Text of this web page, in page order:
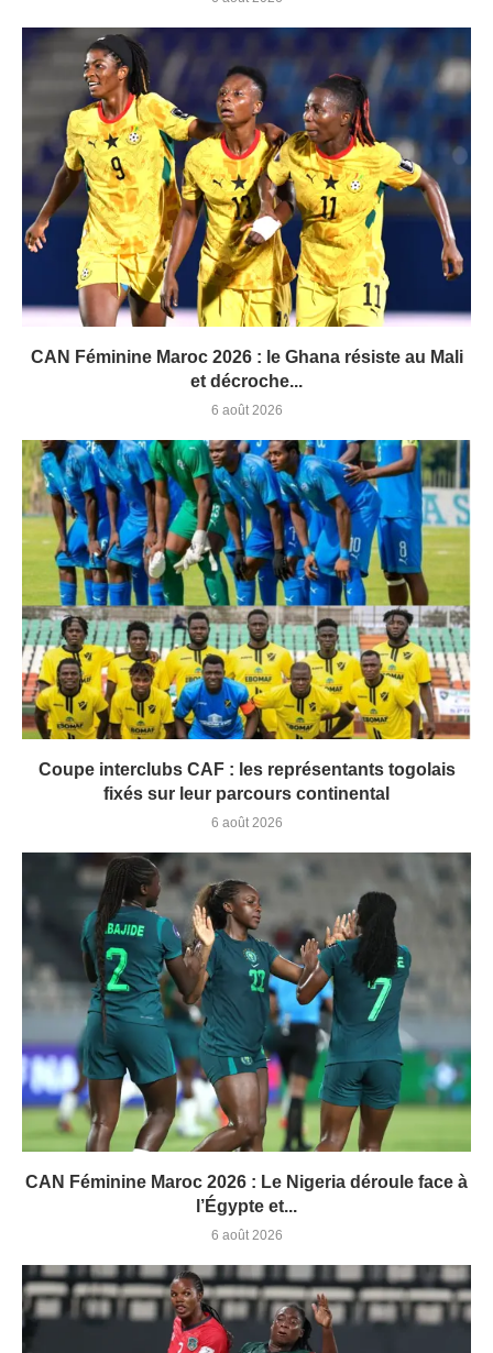
CAN Féminine Maroc 2026 : le Ghana résiste au Mali
et décroche...
6 août 2026
Coupe interclubs CAF : les représentants togolais
fixés sur leur parcours continental
6 août 2026
CAN Féminine Maroc 2026 : Le Nigeria déroule face à
l’Égypte et...
6 août 2026